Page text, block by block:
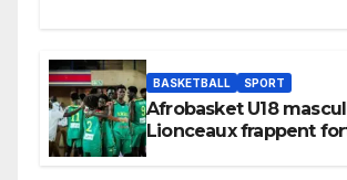
BASKETBALL SPORT
Afrobasket U18
Lionceaux frappent